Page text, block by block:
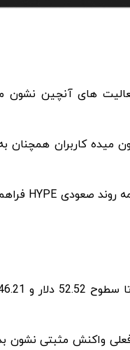
های آنچین نشون
میده کاربران
روند صعودی HYPE